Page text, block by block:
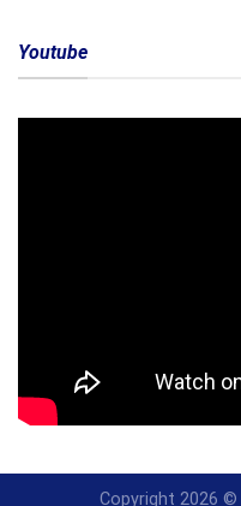
Youtube
Copyright 2026 ©